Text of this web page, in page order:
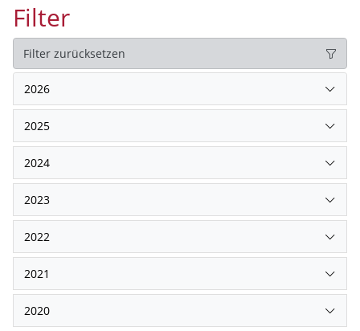
Filter
Filter zurücksetzen
2026
2025
2024
2023
2022
2021
2020